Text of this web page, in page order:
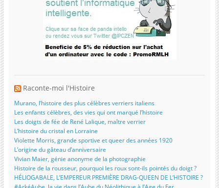
Raconte-moi l'Histoire
Murano, l’histoire des plus célèbres verriers italiens
Les enfants célèbres, des vies qui ont marqué l’histoire
Les doigts de fée de René Lalique, maître verrier
L’histoire du cristal en Lorraine
Violette Morris, grande sportive et queer des années 1920
L’origine du gâteau d’anniversaire
Vivian Maier, génie anonyme de la photographie
Histoire de la rousseur, pourquoi les roux sont-ils pointés du doigt ?
HÉLIOGABALE, L’EMPEREUR PREMIÈRE DRAG-QUEEN DE L’HISTOIRE ?